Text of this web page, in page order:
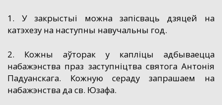
1. У закрыстыі можна запісваць дзяцей на
катэхезу на наступны навучальны год.
2. Кожны аўторак у капліцы адбываецца
набажэнства праз заступніцтва святога Антонія
Падуанскага. Кожную сераду запрашаем на
набажэнства да св. Юзафа.